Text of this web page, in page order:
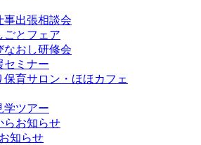
事出張相談会
ごとフェア
なおし研修会
セミナー
保育サロン・ほほカフェ
学ツアー
らお知らせ
知らせ